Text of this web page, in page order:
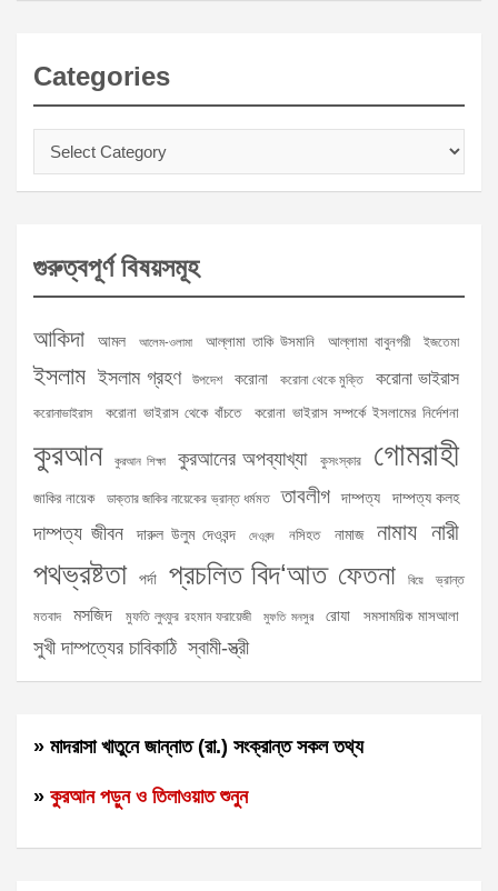
Categories
Categories
গুরুত্বপূর্ণ বিষয়সমূহ
আকিদা আমল আলেম-ওলামা আল্লামা তাকি উসমানি আল্লামা বাবুনগরী ইজতেমা
ইসলাম ইসলাম গ্রহণ উপদেশ করোনা করোনা থেকে মুক্তি করোনা ভাইরাস
করোনাভাইরাস করোনা ভাইরাস থেকে বাঁচতে করোনা ভাইরাস সম্পর্কে ইসলামের নির্দেশনা
কুরআন কুরআন শিক্ষা কুরআনের অপব্যাখ্যা কুসংস্কার গোমরাহী
জাকির নায়েক ডাক্তার জাকির নায়েকের ভ্রান্ত ধর্মমত তাবলীগ দাম্পত্য দাম্পত্য কলহ
দাম্পত্য জীবন দারুল উলুম দেওবন্দ দেওবন্দ নসিহত নামাজ নামায নারী
পথভ্রষ্টতা পর্দা প্রচলিত বিদ‘আত ফেতনা বিয়ে ভ্রান্ত
মতবাদ মসজিদ মুফতি লুৎফুর রহমান ফরায়েজী মুফতি মনসুর রোযা সমসাময়িক মাসআলা
সুখী দাম্পত্যের চাবিকাঠি স্বামী-স্ত্রী
» মাদরাসা খাতুনে জান্নাত (রা.) সংক্রান্ত সকল তথ্য
» কুরআন পড়ুন ও তিলাওয়াত শুনুন